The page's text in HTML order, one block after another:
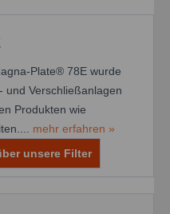
Plate® 78E wurde
und Verschließanlagen
Produkten wie
mehr erfahren »
unsere Filter